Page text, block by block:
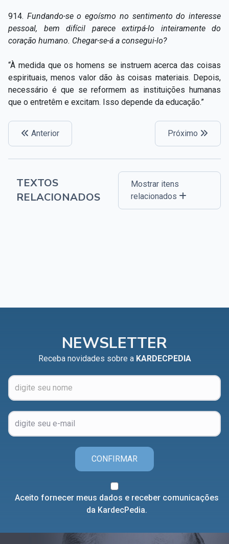
914. Fundando-se o egoísmo no sentimento do interesse
pessoal, bem difícil parece extirpá-lo inteiramente do
coração humano. Chegar-se-á a consegui-lo?
“À medida que os homens se instruem acerca das coisas
espirituais, menos valor dão às coisas materiais. Depois,
necessário é que se reformem as instituições humanas
que o entretêm e excitam. Isso depende da educação.”
Anterior Próximo
TEXTOS
RELACIONADOS
Mostrar itens
relacionados
NEWSLETTER
Receba novidades sobre a KARDECPEDIA
CONFIRMAR
Aceito fornecer meus dados e receber comunicações
da KardecPedia.